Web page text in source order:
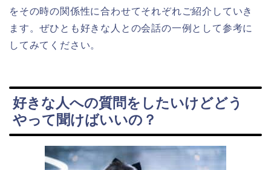
をその時の関係性に合わせてそれぞれご紹介していき
ます。ぜひとも好きな人との会話の一例として参考に
してみてください。
好きな人への質問をしたいけどどう
やって聞けばいいの？